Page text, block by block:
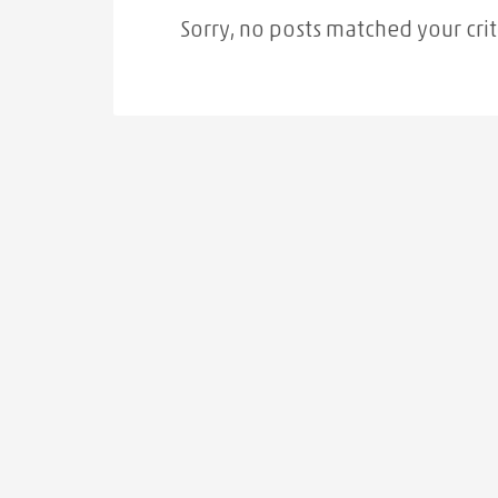
Sorry, no posts matched your